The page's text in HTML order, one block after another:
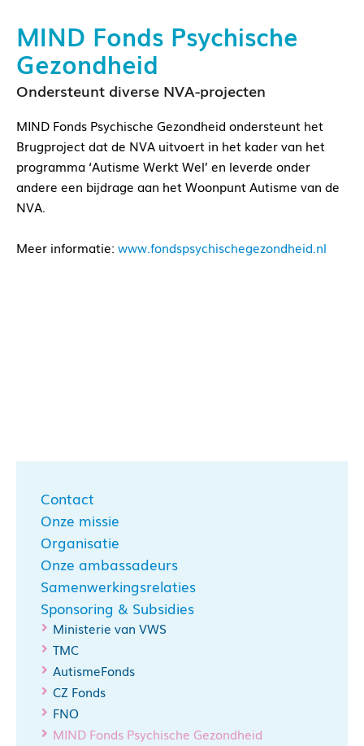
MIND Fonds Psychische
Gezondheid
Ondersteunt diverse NVA-projecten
MIND Fonds Psychische Gezondheid ondersteunt het
Brugproject dat de NVA uitvoert in het kader van het
programma ‘Autisme Werkt Wel’ en leverde onder
andere een bijdrage aan het Woonpunt Autisme van de
NVA.
Meer informatie: www.fondspsychischegezondheid.nl
Contact
Onze missie
Organisatie
Onze ambassadeurs
Samenwerkingsrelaties
Sponsoring & Subsidies
Ministerie van VWS
TMC
AutismeFonds
CZ Fonds
FNO
MIND Fonds Psychische Gezondheid